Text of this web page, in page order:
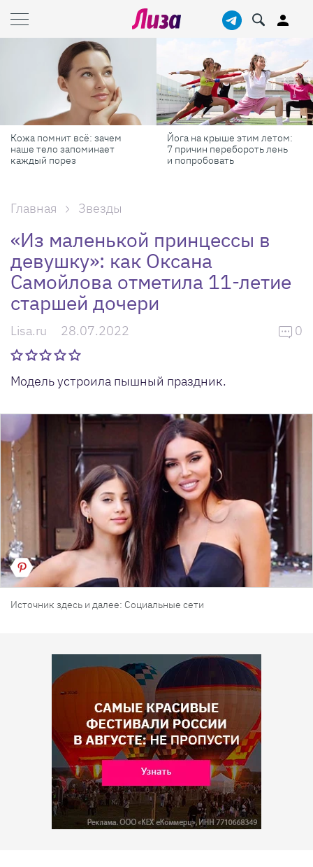
Йога на крыше этим летом:
7 причин перебороть лень
и попробовать
Готовь как шеф-повар: 6
профессиональных
секретов, которые помогут
Главная Звезды
«Из маленькой принцессы в
девушку»: как Оксана
Самойлова отметила 11-летие
старшей дочери
Lisa.ru 28.07.2022 0
Модель устроила пышный праздник.
Источник здесь и далее: Социальные сети